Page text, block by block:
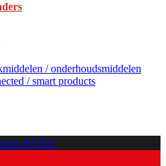
/ onderhoudsmiddelen
/ smart products
BVBA